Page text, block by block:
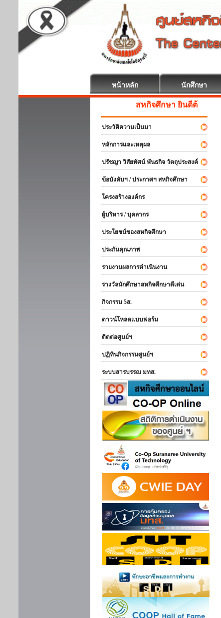
หน้าหลัก นักศึกษา
สหกิจศึกษา ยินดีต้อนรับ
ประวัติความเป็นมา
หลักการและเหตุผล
ปรัชญา วิสัยทัศน์ พันธกิจ วัตถุประสงค์
ข้อบังคับฯ / ประกาศฯ สหกิจศึกษา
โครงสร้างองค์กร
ผู้บริหาร / บุคลากร
ประโยชน์ของสหกิจศึกษา
ประกันคุณภาพ
รายงานผลการดำเนินงาน
รางวัลนักศึกษาสหกิจศึกษาดีเด่น
กิจกรรม 5ส.
ดาวน์โหลดแบบฟอร์ม
ติดต่อศูนย์ฯ
ปฏิทินกิจกรรมศูนย์ฯ
ระบบสารบรรณ มทส.